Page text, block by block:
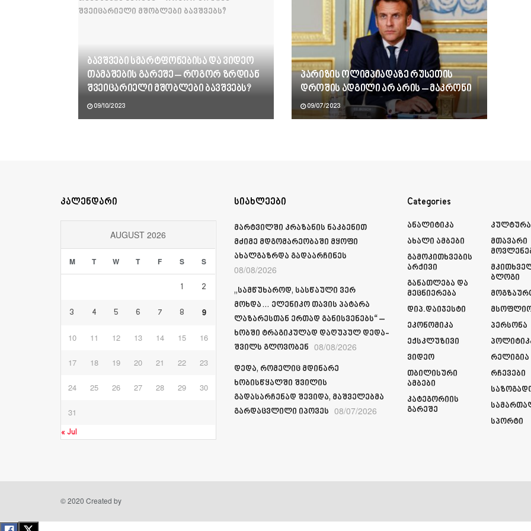
ბავშვები სმარტფონებისა და ვიდეო
თამაშების გარეშე – როგორ ზრდიან
შვეიცარიელი მშობლები ბავშვებს?
09/10/2023
პარიზის ოლიმპიადაზე რუსეთის
დროშის ადგილი არ არის – მაკრონი
09/07/2023
კალენდარი
AUGUST 2026
M T W T F S S
1 2
3 4 5 6 7 8 9
10 11 12 13 14 15 16
17 18 19 20 21 22 23
24 25 26 27 28 29 30
31
« Jul
სიახლეები
მარტვილში კრაზანის ნაკბენით
მძიმე მდგომარეობაში მყოფი
ახალგაზრდა გადაარჩინეს
08/08/2026
„სამწუხაროდ, სასწაული ვერ
მოხდა… ელენიკო თავის პატარა
ლაზარესთან ერთად განისვენებს“ –
ხობში ტრაგიკულად დაღუპულ დედა-
შვილს გლოვობენ 08/08/2026
დედა, რომელიც მდინარე
ხობისწყალში შვილის
გადასარჩენად შევიდა, მაშველებმა
გარდაცვლილი იპოვეს 08/07/2026
Categories
Ანალიტიკა
Ახალი Ამბები
Გამოკითხვების
Არქივი
Განათლება Და
Მეცნიერება
Დიპ.დაიჯესტი
Ეკონომიკა
Ექსკლუზივი
Ვიდეო
Თბილისური
Ამბები
Კატეგორიის
Გარეშე
Კულტურა
Მთავარი
Ბლოგი
Პერსონა
Რელიგია
Რჩევები
Სპორტი
© 2020 Created by